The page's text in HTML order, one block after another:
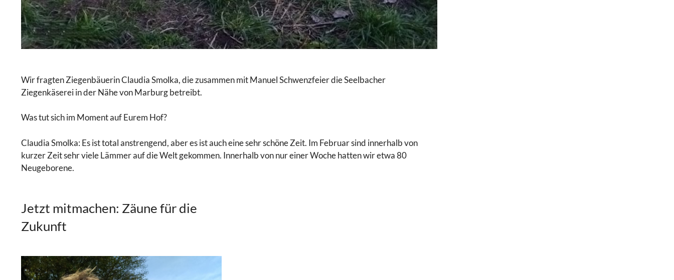
Wir fragten Ziegenbäuerin Claudia Smolka, die zusammen mit Manuel Schwenzfeier die Seelbacher
Ziegenkäserei in der Nähe von Marburg betreibt.
Was tut sich im Moment auf Eurem Hof?
Claudia Smolka: Es ist total anstrengend, aber es ist auch eine sehr schöne Zeit. Im Februar sind innerhalb von
kurzer Zeit sehr viele Lämmer auf die Welt gekommen. Innerhalb von nur einer Woche hatten wir etwa 80
Neugeborene.
Jetzt mitmachen: Zäune für die
Zukunft